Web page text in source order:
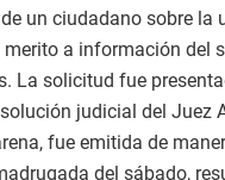
un ciudadano sobre la
merito a información del
La solicitud fue
judicial del Juez
fue emitida de
del sábado,